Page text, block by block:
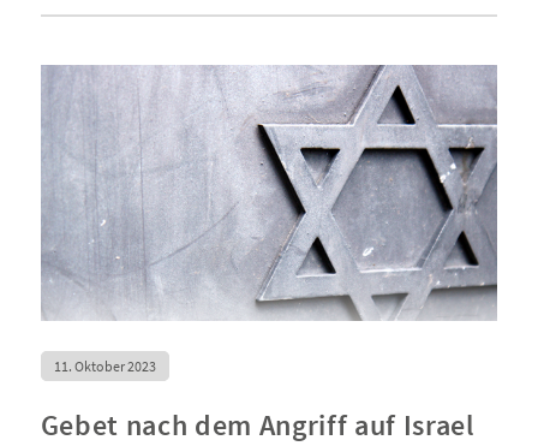
11. Oktober 2023
Gebet nach dem Angriff auf Israel